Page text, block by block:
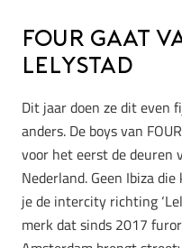
FOUR gaat
Lelystad
Dit jaar doen ze dit even
anders. De boys van
voor het eerst de deuren
Nederland. Geen Ibiza
jede intercity richting
merk dat sinds 2017